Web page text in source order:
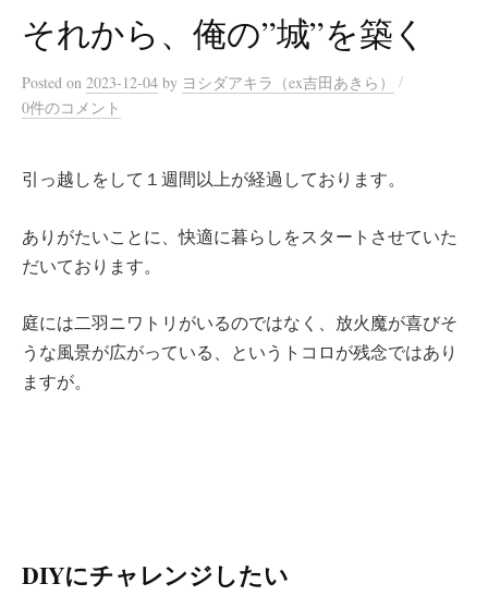
それから、俺の”城”を築く
Posted on 2023-12-04 by ヨシダアキラ（ex吉田あきら）
/
0件のコメント
引っ越しをして１週間以上が経過しております。
ありがたいことに、快適に暮らしをスタートさせていた
だいております。
庭には二羽ニワトリがいるのではなく、放火魔が喜びそ
うな風景が広がっている、というトコロが残念ではあり
ますが。
DIYにチャレンジしたい